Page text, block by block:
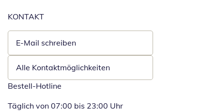
KONTAKT
E-Mail schreiben
Öffnet E-Mail-Client
Alle Kontaktmöglichkeiten
Bestell-Hotline
Täglich von 07:00 bis 23:00 Uhr